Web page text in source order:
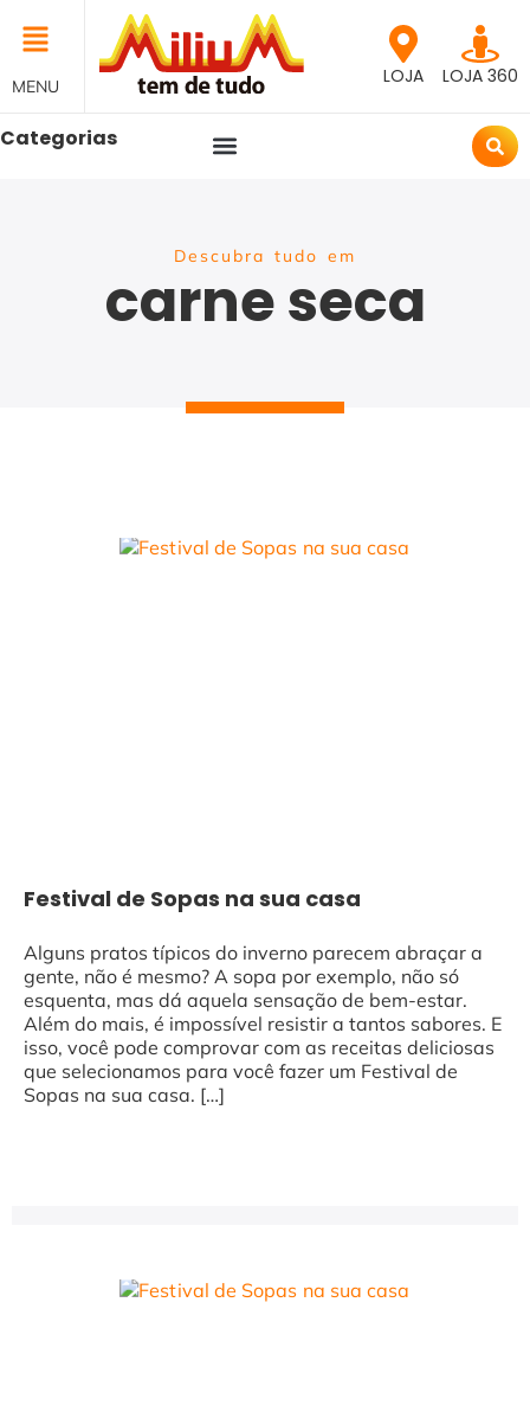
MENU LOJA LOJA 360
Categorias
Descubra tudo em
carne seca
Festival de Sopas na sua casa
Alguns pratos típicos do inverno parecem abraçar a
gente, não é mesmo? A sopa por exemplo, não só
esquenta, mas dá aquela sensação de bem-estar.
Além do mais, é impossível resistir a tantos sabores. E
isso, você pode comprovar com as receitas deliciosas
que selecionamos para você fazer um Festival de
Sopas na sua casa. […]